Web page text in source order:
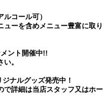
コール可）
ーを含めメニュー豊富に取り
ント開催中!!
。
ナルグッズ発売中！
で詳細は当店スタッフ又はホー